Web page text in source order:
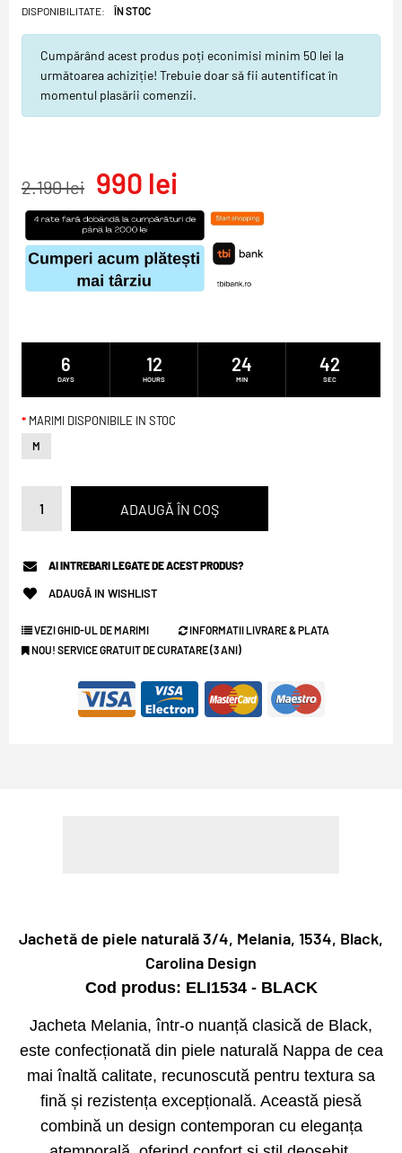
DISPONIBILITATE:
ÎN STOC
Cumpărând acest produs poți econimisi minim 50 lei la
următoarea achiziție! Trebuie doar să fii autentificat în
momentul plasării comenzii.
2.190 lei 990 lei
6
DAYS
12
HOURS
24
MIN
42
SEC
MARIMI DISPONIBILE IN STOC
M
AI INTREBARI LEGATE DE ACEST PRODUS?
ADAUGĂ IN WISHLIST
VEZI GHID-UL DE MARIMI
INFORMATII LIVRARE & PLATA
NOU! SERVICE GRATUIT DE CURATARE (3 ANI)
Jachetă de piele naturală 3/4, Melania, 1534, Black,
Carolina Design
Cod produs: ELI1534 - BLACK
Jacheta Melania, într-o nuanță clasică de Black,
este confecționată din piele naturală Nappa de cea
mai înaltă calitate, recunoscută pentru textura sa
fină și rezistența excepțională. Această piesă
combină un design contemporan cu eleganța